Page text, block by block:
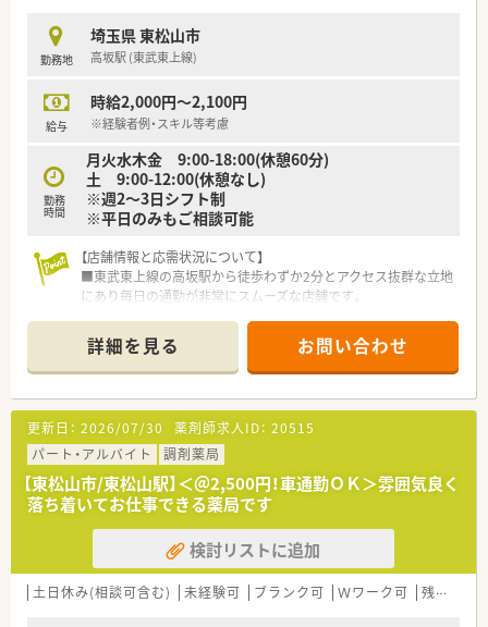
■スキンケア用品、サプリメントの通信販売、薬局開設のコンサ
ルティング事業まで幅広く事業展開しております。
勤務地
埼玉県 東松山市
高坂駅 (東武東上線)
給与
時給2,000円～2,100円
※経験者例・スキル等考慮
勤務
時間
月火水木金 9:00-18:00(休憩60分)
土 9:00-12:00(休憩なし)
※週2～3日シフト制
※平日のみもご相談可能
【店舗情報と応需状況について】
■東武東上線の高坂駅から徒歩わずか2分とアクセス抜群な立地
にあり毎日の通勤が非常にスムーズな店舗です。
ており処方箋枚数は1日平均50枚ほどとなります。
■体制は薬剤師が常勤1名とパート2名に加え医療事務が常勤1
名とパート2名で協力しながら業務を行っています。
【法人特徴について】
■宮城県を中心に東北や関東エリアへ店舗を展開しており調剤
事業のほか通販やコンサルティングも手掛けています。
■代表と従業員の距離が非常に近く意見が言いやすいアットホ
ームで風通しの良い社風が自慢の企業となっております。
■社員が安心して長く働けるようワークライフバランスを重視
しており従業員満足度も80％以上と高水準です。
詳細を見る お問い合わせ
更新日： 2026/07/30 薬剤師求人ID： 20515
パート・アルバイト
調剤薬局
【東松山市/東松山駅】＜＠2,500円！車通勤ＯＫ＞雰囲気良く
落ち着いてお仕事できる薬局です
検討リストに追加
土日休み(相談可含む) 未経験可 ブランク可 Ｗワーク可 残業なし(ほぼなし含む)